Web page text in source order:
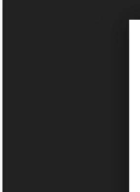
Sketchbook5, 스케
Sketchbook5, 스케